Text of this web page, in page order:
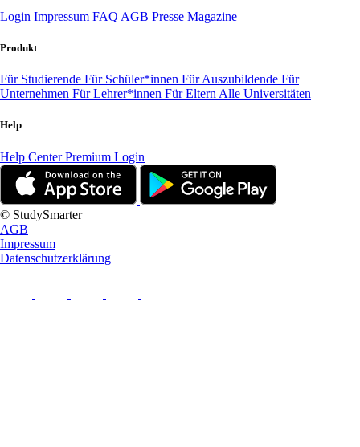
Login Impressum FAQ AGB Presse Magazine
Produkt
Für Studierende Für Schüler*innen Für Auszubildende Für
Unternehmen Für Lehrer*innen Für Eltern Alle Universitäten
Help
Help CenterPremium Login
© StudySmarter
AGB
Impressum
Datenschutzerklärung